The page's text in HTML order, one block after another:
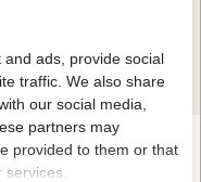
e-mail.
ads, provide social
traffic. We also share
our social media,
partners may
provided to them or that